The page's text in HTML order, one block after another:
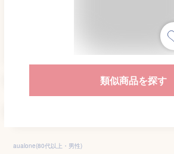
類似商品を探す
aualone(80代以上・男性)